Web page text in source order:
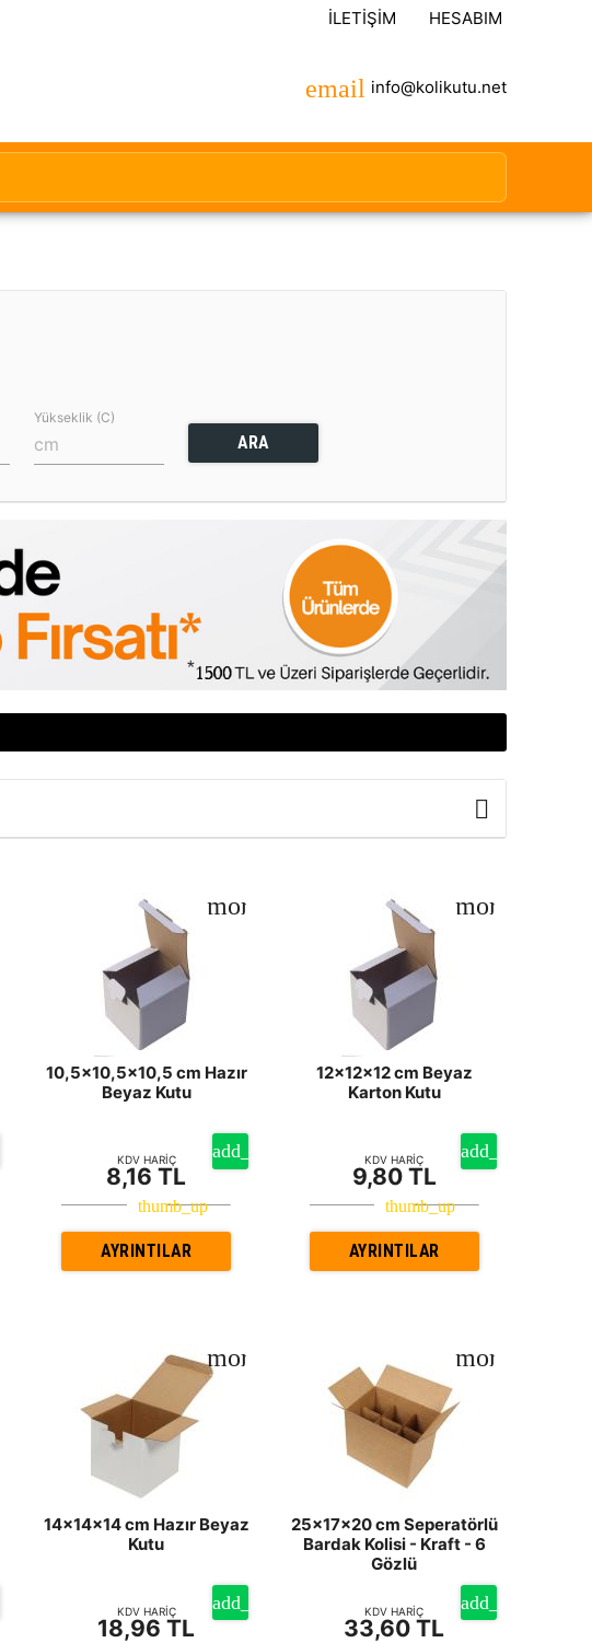
İLETIŞIM HESABIM
info@kolikutu.net
Yükseklik (C)
ARA
10,5x10,5x10,5 cm Hazır
Beyaz Kutu
KDV HARİÇ
8,16 TL
AYRINTILAR
12x12x12 cm Beyaz
Karton Kutu
KDV HARİÇ
9,80 TL
AYRINTILAR
14x14x14 cm Hazır Beyaz
Kutu
KDV HARİÇ
18,96 TL
25x17x20 cm Seperatörlü
Bardak Kolisi - Kraft - 6
Gözlü
KDV HARİÇ
33,60 TL